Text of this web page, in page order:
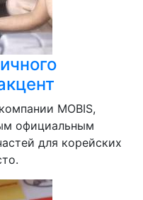
MOBIS,
официальным
для корейских